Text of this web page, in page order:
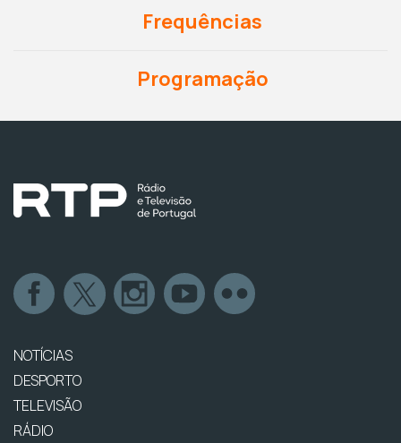
Frequências
Programação
NOTÍCIAS
DESPORTO
TELEVISÃO
RÁDIO